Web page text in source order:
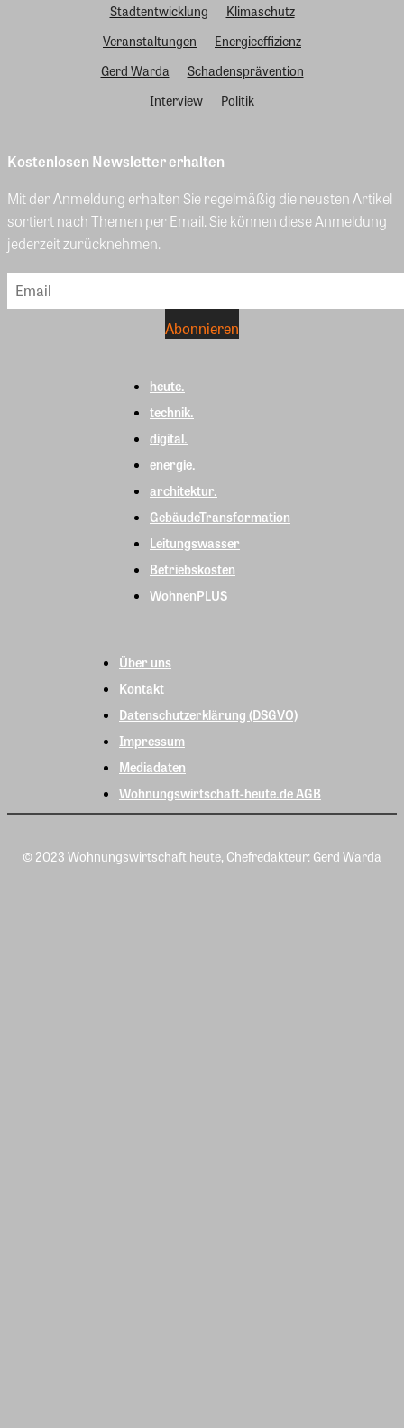
Stadtentwicklung
Klimaschutz
Veranstaltungen
Energieeffizienz
Gerd Warda
Schadensprävention
Interview
Politik
Kostenlosen Newsletter erhalten
Mit der Anmeldung erhalten Sie regelmäßig die neusten Artikel
sortiert nach Themen per Email. Sie können diese Anmeldung
jederzeit zurücknehmen.
heute.
technik.
digital.
energie.
architektur.
GebäudeTransformation
Leitungswasser
Betriebskosten
WohnenPLUS
Über uns
Kontakt
Datenschutzerklärung (DSGVO)
Impressum
Mediadaten
Wohnungswirtschaft-heute.de AGB
© 2023 Wohnungswirtschaft heute, Chefredakteur: Gerd Warda